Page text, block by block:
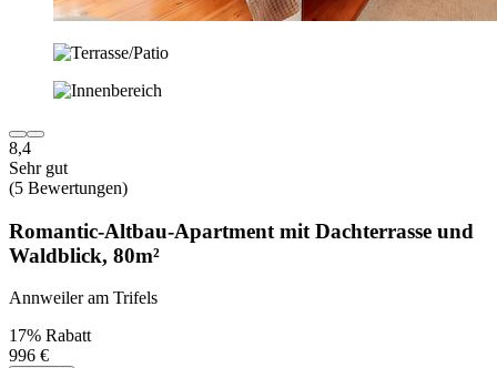
8,4
Sehr gut
(5 Bewertungen)
Romantic-Altbau-Apartment mit Dachterrasse und
Waldblick, 80m²
Annweiler am Trifels
17% Rabatt
996 €